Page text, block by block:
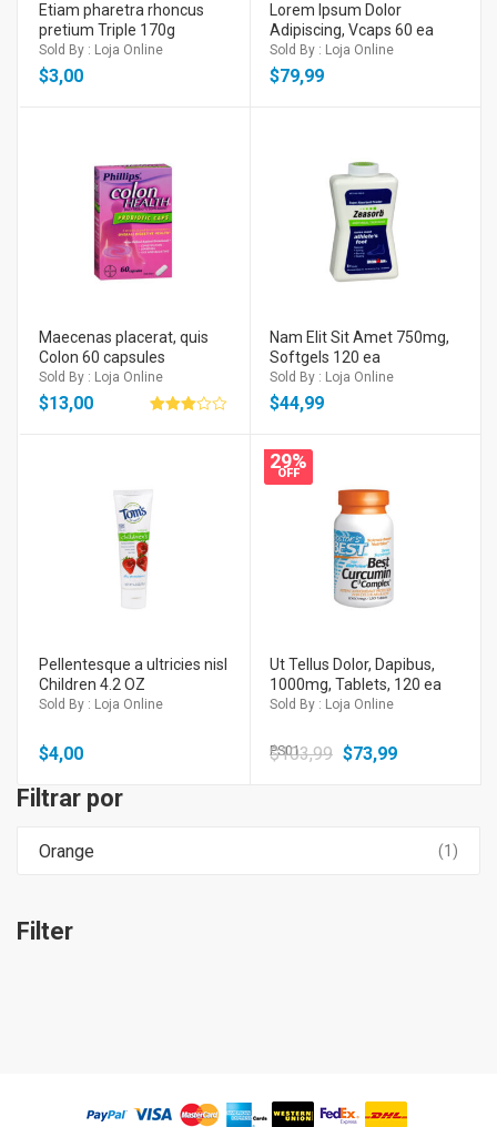
Etiam pharetra rhoncus
pretium Triple 170g
Sold By : Loja Online
$3,00
Lorem Ipsum Dolor
Adipiscing, Vcaps 60 ea
Sold By : Loja Online
$79,99
Maecenas placerat, quis
Colon 60 capsules
Sold By : Loja Online
$13,00
Nam Elit Sit Amet 750mg,
Softgels 120 ea
Sold By : Loja Online
$44,99
Pellentesque a ultricies nisl
Children 4.2 OZ
Sold By : Loja Online
$4,00
29%
OFF
Ut Tellus Dolor, Dapibus,
1000mg, Tablets, 120 ea
Sold By : Loja Online
$103,99 $73,99
PS01
Filtrar por
Orange (1)
Filter